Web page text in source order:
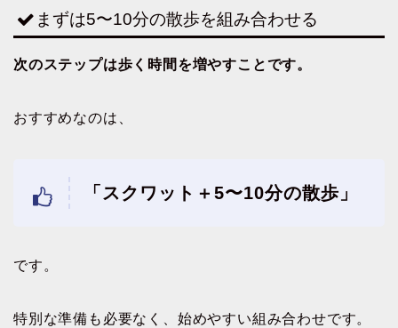
まずは5〜10分の散歩を組み合わせる
次のステップは歩く時間を増やすことです。
おすすめなのは、
「スクワット＋5〜10分の散歩」
です。
特別な準備も必要なく、始めやすい組み合わせです。